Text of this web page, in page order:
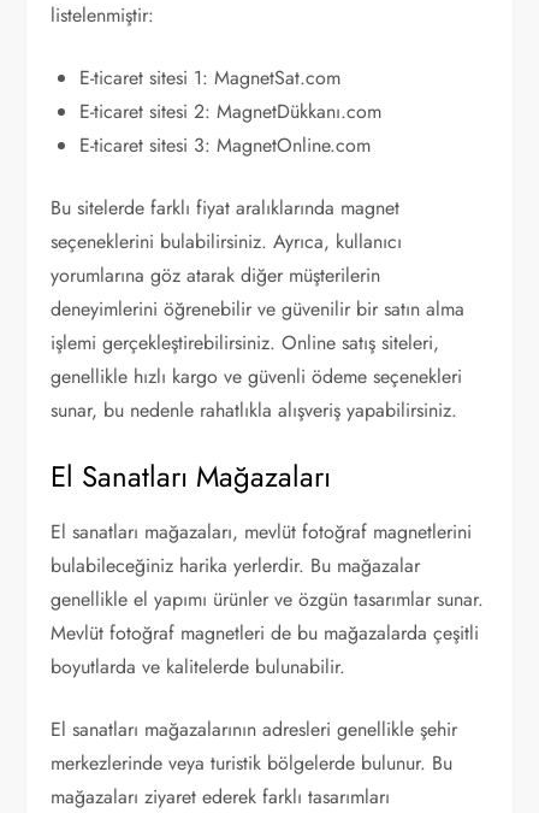
listelenmiştir:
E-ticaret sitesi 1: MagnetSat.com
E-ticaret sitesi 2: MagnetDükkanı.com
E-ticaret sitesi 3: MagnetOnline.com
Bu sitelerde farklı fiyat aralıklarında magnet
seçeneklerini bulabilirsiniz. Ayrıca, kullanıcı
yorumlarına göz atarak diğer müşterilerin
deneyimlerini öğrenebilir ve güvenilir bir satın alma
işlemi gerçekleştirebilirsiniz. Online satış siteleri,
genellikle hızlı kargo ve güvenli ödeme seçenekleri
sunar, bu nedenle rahatlıkla alışveriş yapabilirsiniz.
El Sanatları Mağazaları
El sanatları mağazaları, mevlüt fotoğraf magnetlerini
bulabileceğiniz harika yerlerdir. Bu mağazalar
genellikle el yapımı ürünler ve özgün tasarımlar sunar.
Mevlüt fotoğraf magnetleri de bu mağazalarda çeşitli
boyutlarda ve kalitelerde bulunabilir.
El sanatları mağazalarının adresleri genellikle şehir
merkezlerinde veya turistik bölgelerde bulunur. Bu
mağazaları ziyaret ederek farklı tasarımları